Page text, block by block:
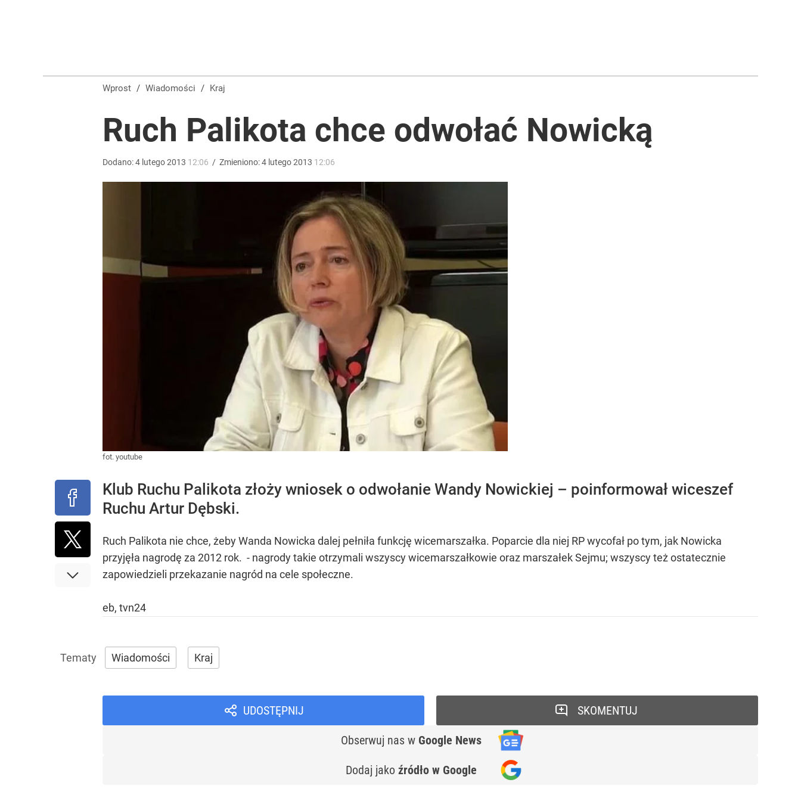
Dlaczego Andrzej Duda się nie udziela? Były minister ujawnił powód
Wprost / Wiadomości / Kraj
Ruch Palikota chce odwołać Nowicką
Dodano:4 lutego2013 12:06 / Zmieniono:4 lutego2013 12:06
fot. youtube
Klub Ruchu Palikota złoży wniosek o odwołanie Wandy Nowickiej – poinformował wiceszef
Ruchu Artur Dębski.
Ruch Palikota nie chce, żeby Wanda Nowicka dalej pełniła funkcję wicemarszałka. Poparcie dla niej RP wycofał po tym, jak Nowicka
przyjęła nagrodę za 2012 rok. - nagrody takie otrzymali wszyscy wicemarszałkowie oraz marszałek Sejmu; wszyscy też ostatecznie
zapowiedzieli przekazanie nagród na cele społeczne.
eb, tvn24
Wiadomości Kraj
UDOSTĘPNIJ
Obserwuj nas w Google News
Dodaj jako źródło w Google
SKOMENTUJ